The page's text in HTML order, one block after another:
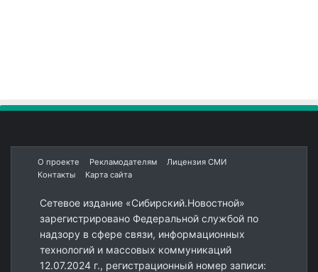
О проекте Рекламодателям
Лицензия СМИ
Контакты
Карта сайта
Сетевое издание «Сибирский.Новостной»
зарегистрировано Федеральной службой по
надзору в сфере связи, информационных
технологий и массовых коммуникаций
12.07.2024 г., регистрационный номер записи: